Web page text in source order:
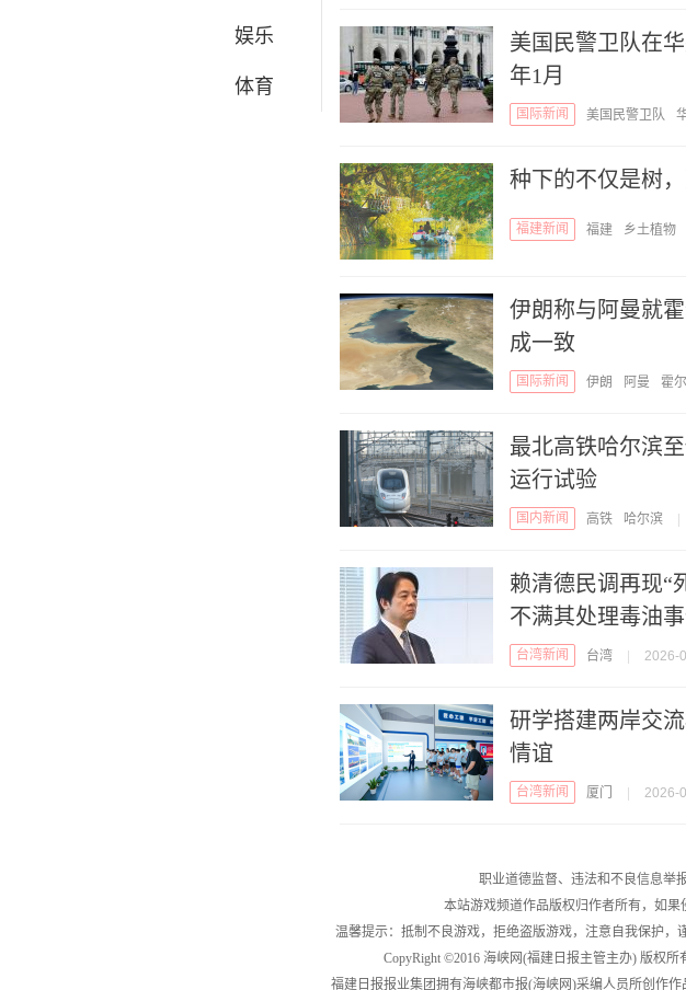
娱乐
体育
美国民警卫队在
年1月
国际新闻 美国民警卫队
种下的不仅是树
福建新闻 福建 乡土植物
伊朗称与阿曼就
成一致
国际新闻 伊朗 阿曼 霍
最北高铁哈尔滨
运行试验
国内新闻 高铁 哈尔滨
赖清德民调再现“
不满其处理毒油
台湾新闻 台湾 2026-
研学搭建两岸交
情谊
台湾新闻 厦门 2026-
职业道德监督、违法和不良信息举
本站游戏频道作品版权归作者所有，如果
温馨提示：抵制不良游戏，拒绝盗版游戏，注意自我保护，
CopyRight ©2016 海峡网(福建日报主管主办) 版权所
福建日报报业集团拥有海峡都市报(海峡网)采编人员所创作